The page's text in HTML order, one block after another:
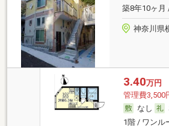
築8年10ヶ月
神奈川県
3.40万円
管理費3,500
なし
1階 / ワンル